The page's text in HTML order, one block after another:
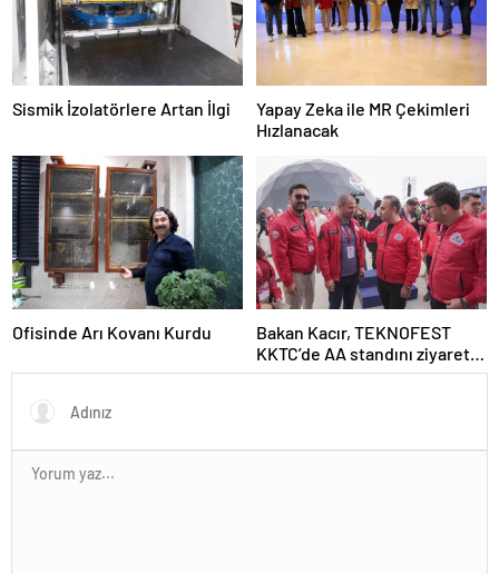
Sismik İzolatörlere Artan İlgi
Yapay Zeka ile MR Çekimleri
Hızlanacak
Ofisinde Arı Kovanı Kurdu
Bakan Kacır, TEKNOFEST
KKTC’de AA standını ziyaret
etti Açıklaması